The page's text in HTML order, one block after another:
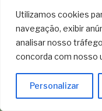
Utilizamos cookies
navegação, exibir
analisar nosso
concorda com nosso
Personalizar